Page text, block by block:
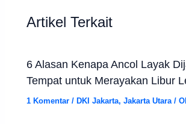
Artikel Terkait
6 Alasan Kenapa Ancol Layak
Tempat untuk Merayakan Libur
1 Komentar / DKI Jakarta,Jakarta Utara /